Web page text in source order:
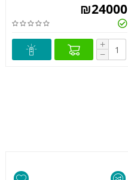
₪24000
+
−